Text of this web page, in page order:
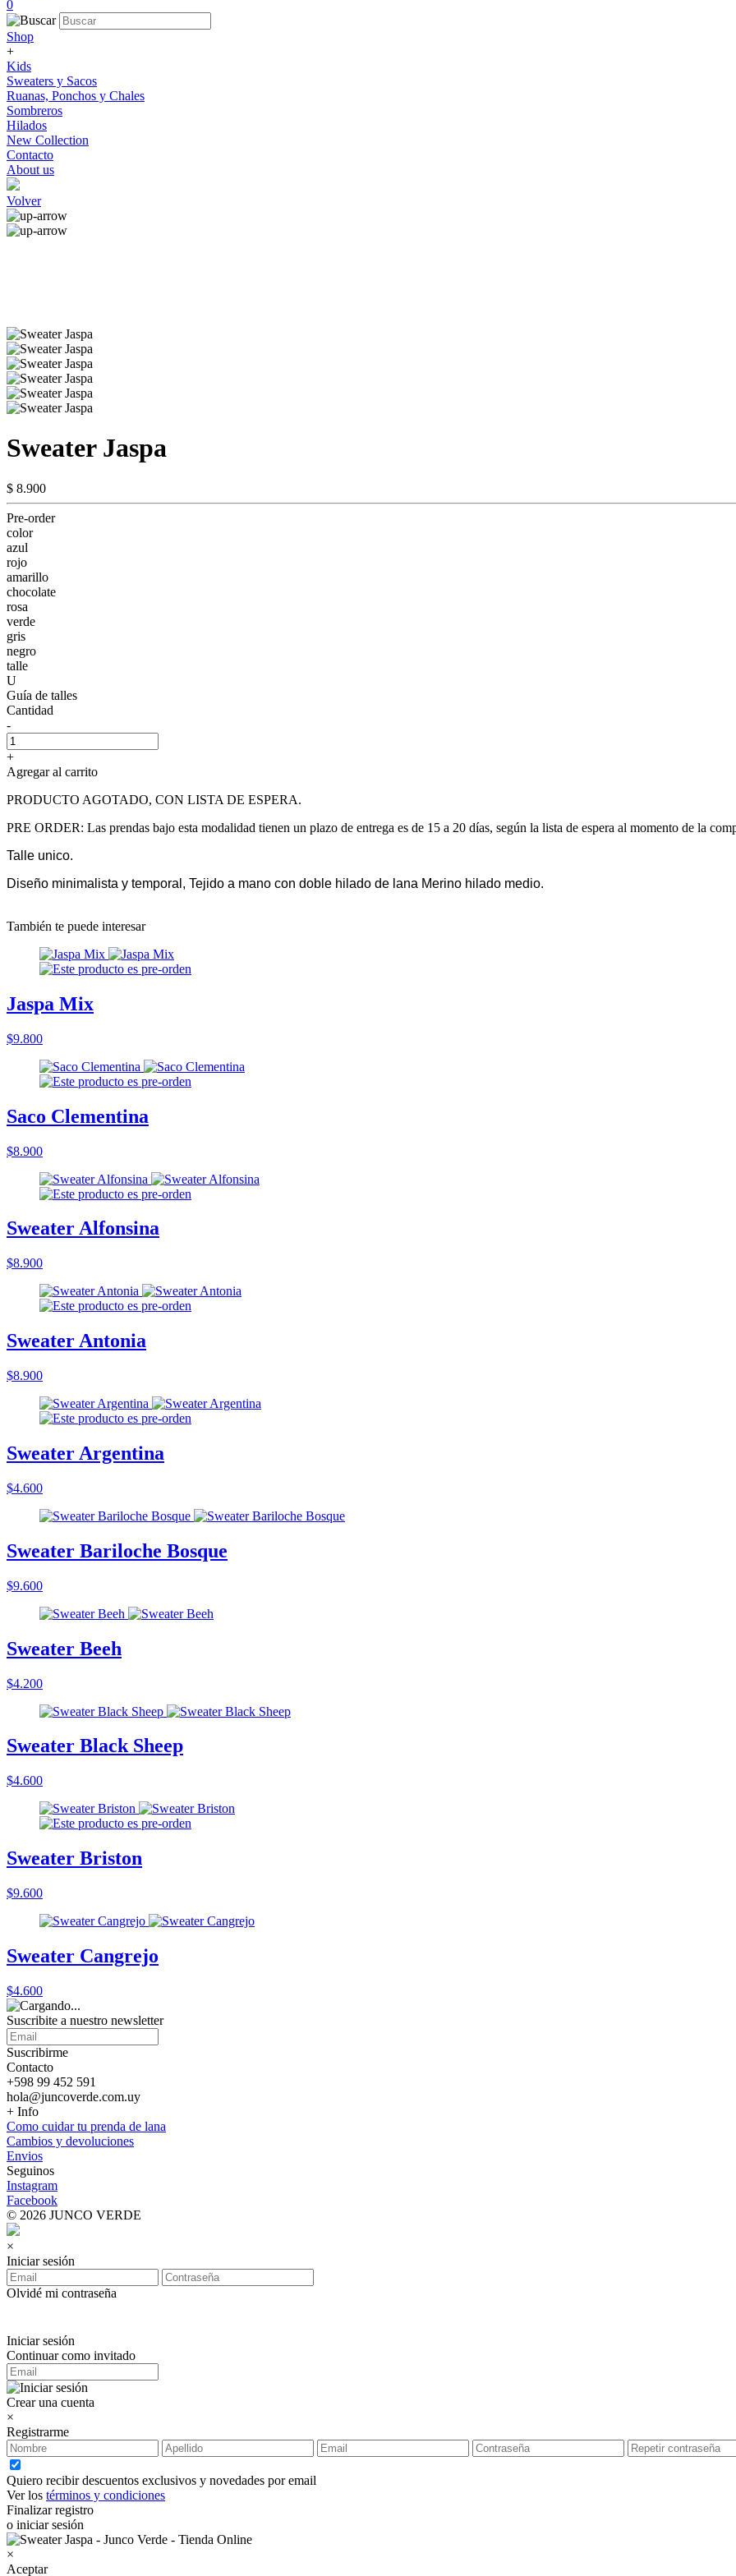
0
Shop
+
Kids
Sweaters y Sacos
Ruanas, Ponchos y Chales
Sombreros
Hilados
New Collection
Contacto
About us
Volver
Sweater Jaspa
$ 8.900
Pre-order
color
azul
rojo
amarillo
chocolate
rosa
verde
gris
negro
talle
U
Guía de talles
Cantidad
-
+
Agregar al carrito
PRODUCTO AGOTADO, CON LISTA DE ESPERA.
PRE ORDER: Las prendas bajo esta modalidad tienen un plazo de entrega es de 15 a 20 días, según la lista de espera al momento de la
Talle unico.
Diseño minimalista y temporal, Tejido a mano con doble hilado de lana Merino hilado medio.
También te puede interesar
Jaspa Mix
$9.800
Saco Clementina
$8.900
Sweater Alfonsina
$8.900
Sweater Antonia
$8.900
Sweater Argentina
$4.600
Sweater Bariloche Bosque
$9.600
Sweater Beeh
$4.200
Sweater Black Sheep
$4.600
Sweater Briston
$9.600
Sweater Cangrejo
$4.600
Suscribite a nuestro newsletter
Suscribirme
Contacto
+598 99 452 591
hola@juncoverde.com.uy
+ Info
Como cuidar tu prenda de lana
Cambios y devoluciones
Envios
Seguinos
Instagram
Facebook
© 2026 JUNCO VERDE
×
Iniciar sesión
Olvidé mi contraseña
Iniciar sesión
Continuar como invitado
Crear una cuenta
×
Registrarme
Quiero recibir descuentos exclusivos y novedades por email
Ver los términos y condiciones
Finalizar registro
o iniciar sesión
×
Aceptar